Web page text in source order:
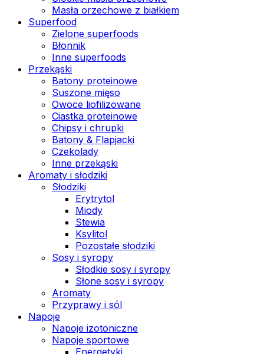
Masła orzechowe z białkiem
Superfood
Zielone superfoods
Błonnik
Inne superfoods
Przekąski
Batony proteinowe
Suszone mięso
Owoce liofilizowane
Ciastka proteinowe
Chipsy i chrupki
Batony & Flapjacki
Czekolady
Inne przekąski
Aromaty i słodziki
Słodziki
Erytrytol
Miody
Stewia
Ksylitol
Pozostałe słodziki
Sosy i syropy
Słodkie sosy i syropy
Słone sosy i syropy
Aromaty
Przyprawy i sól
Napoje
Napoje izotoniczne
Napoje sportowe
Energetyki